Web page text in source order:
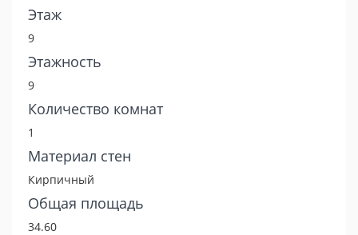
Этаж
9
Этажность
9
Количество комнат
1
Материал стен
Кирпичный
Общая площадь
34.60